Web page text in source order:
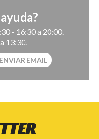
- 16:30 a 20:00.
13:30.
ENVIAR EMAIL